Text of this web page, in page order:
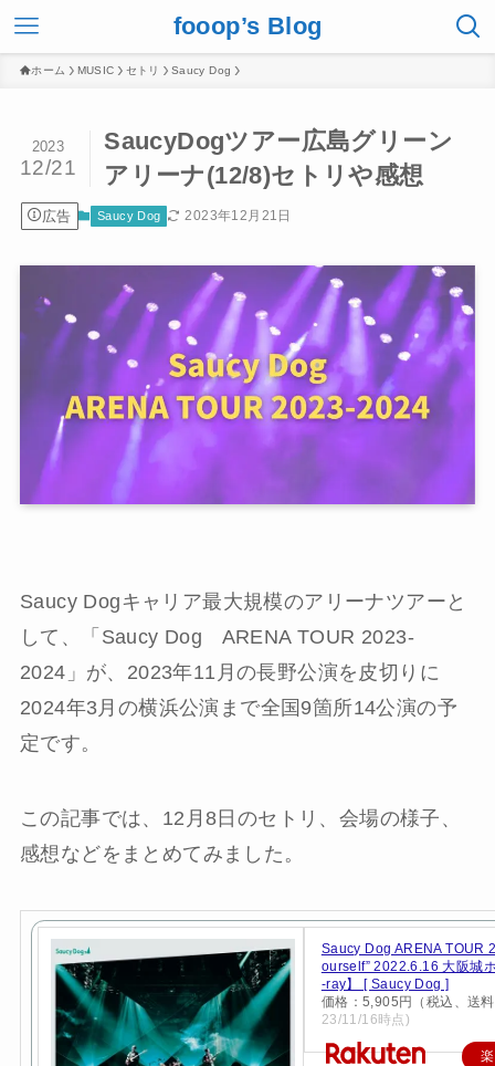
fooop’s Blog
ホーム MUSIC セトリ Saucy Dog
SaucyDogツアー広島グリーン
アリーナ(12/8)セトリや感想
2023
12/21
広告 Saucy Dog 2023年12月21日
Saucy Dogキャリア最大規模のアリーナツアーと
して、「Saucy Dog ARENA TOUR 2023-
2024」が、2023年11月の長野公演を皮切りに
2024年3月の横浜公演まで全国9箇所14公演の予
定です。
この記事では、12月8日のセトリ、会場の様子、
感想などをまとめてみました。
Saucy Dog ARENA TOUR
ourself” 2022.6.16 大阪城
-ray】 [ Saucy Dog ]
価格：5,905円（税込、送
23/11/16時点)